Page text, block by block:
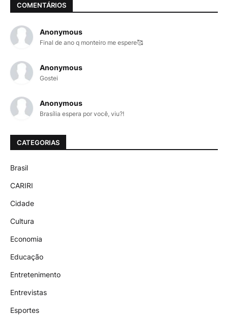
COMENTÁRIOS
Anonymous
Final de ano q monteiro me espere🥰
Anonymous
Gostei
Anonymous
Brasília espera por você, viu?!
CATEGORIAS
Brasil
CARIRI
Cidade
Cultura
Economia
Educação
Entretenimento
Entrevistas
Esportes